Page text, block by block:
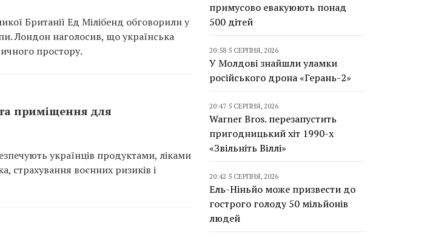
Британії Ед Мілібенд обговорили у
Лондон наголосив, що українська
простору.
приміщення для
українців продуктами, ліками
страхування воєнних ризиків і
примусово евакуюють понад
500 дітей
20:58 5 СЕРПНЯ, 2026
У Молдові знайшли уламки
російського дрона «Герань-2»
20:47 5 СЕРПНЯ, 2026
Warner Bros. перезапустить
пригодницький хіт 1990-х
«Звільніть Віллі»
20:42 5 СЕРПНЯ, 2026
Ель-Ніньйо може призвести до
гострого голоду 50 мільйонів
людей